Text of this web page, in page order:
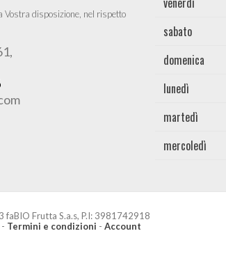
Vostra disposizione, nel rispetto
sabato
domenica
lunedì
martedì
mercoledì
faBIO Frutta S.a.s, P.I: 3981742918
- Termini e condizioni - Account